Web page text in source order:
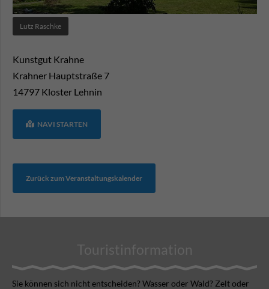
Lutz Raschke
Kunstgut Krahne
Krahner Hauptstraße 7
14797 Kloster Lehnin
NAVI STARTEN
Zurück zum Veranstaltungskalender
Touristinformation
Sie können sich nicht ent­scheiden? Wasser oder Wald? Zelt oder